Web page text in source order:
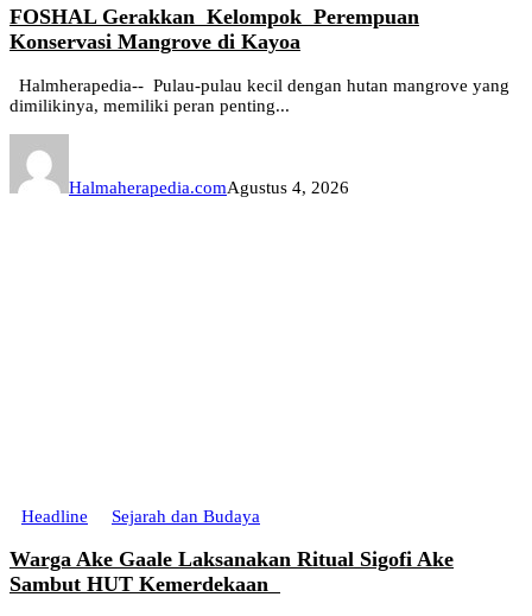
FOSHAL Gerakkan Kelompok Perempuan
Konservasi Mangrove di Kayoa
Halmherapedia-- Pulau-pulau kecil dengan hutan mangrove yang
dimilikinya, memiliki peran penting...
Halmaherapedia.comAgustus 4, 2026
Headline Sejarah dan Budaya
Warga Ake Gaale Laksanakan Ritual Sigofi Ake
Sambut HUT Kemerdekaan